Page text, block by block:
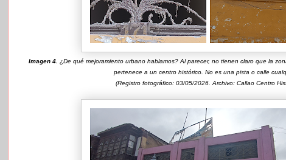
Imagen 4.
¿De qué mejoramiento urbano hablamos? Al parecer, no tienen claro que la
pertenece a un centro histórico. No es una pista o calle
(Registro fotográfico: 03/05/2026. Archivo: Callao Centro